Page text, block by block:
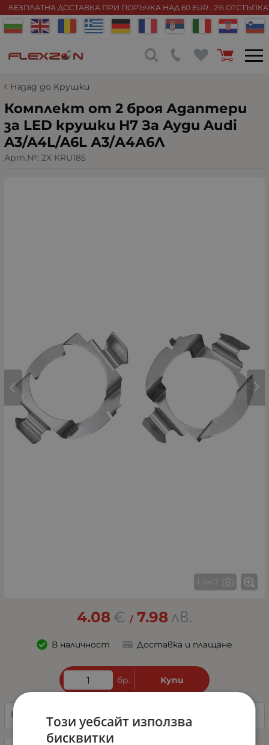
БЕЗПЛАТНА ДОСТАВКА ПРИ ПОРЪЧКА НАД 60 EUR , 2%
Назад до Kрушки
Комплект от 2 броя Адаптери
за LED крушки H7 За Ауди Audi
A3/A4L/A6L А3/А4А6Л
Арт.№: 2X KRU185
1 от 7
4.08 € / 7.98 лв.
В наличност Доставка и плащане
бр. Купи
0882342246
Този уебсайт използва
бисквитки